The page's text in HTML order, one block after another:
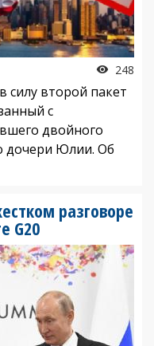
248
силу второй пакет
с
двойного
дочери Юлии. Об
разговоре
G20